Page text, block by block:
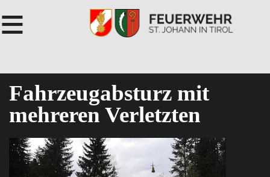
≡
Fahrzeugabsturz mit
mehreren Verletzten